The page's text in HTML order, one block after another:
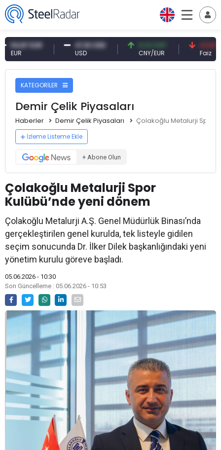
EUR 47,61 USD
USD
0,13 CNY
CNY/EUR
41,53 TRY
Faiz
KATEGORİLER
Demir Çelik Piyasaları
Haberler Demir Çelik Piyasaları Çolakoğlu Metalurji Spor
İzleme Listeme Ekle
+ Abone Olun
Çolakoğlu Metalurji Spor
Kulübü’nde yeni dönem
Çolakoğlu Metalurji A.Ş. Genel Müdürlük Binası’nda
gerçekleştirilen genel kurulda, tek listeyle gidilen
seçim sonucunda Dr. İlker Dilek başkanlığındaki yeni
yönetim kurulu göreve başladı.
05.06.2026 - 10:30
Son Güncelleme : 05.06.2026 - 10:53